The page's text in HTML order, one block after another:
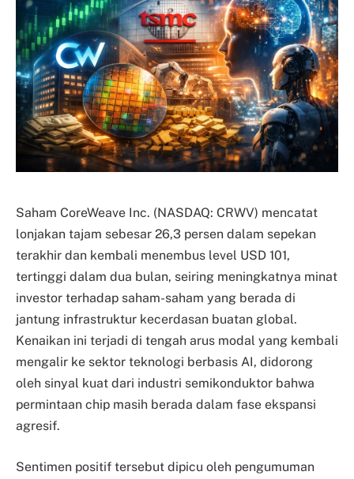
Saham CoreWeave Inc. (NASDAQ: CRWV) mencatat
lonjakan tajam sebesar 26,3 persen dalam sepekan
terakhir dan kembali menembus level USD 101,
tertinggi dalam dua bulan, seiring meningkatnya minat
investor terhadap saham-saham yang berada di
jantung infrastruktur kecerdasan buatan global.
Kenaikan ini terjadi di tengah arus modal yang kembali
mengalir ke sektor teknologi berbasis AI, didorong
oleh sinyal kuat dari industri semikonduktor bahwa
permintaan chip masih berada dalam fase ekspansi
agresif.
Sentimen positif tersebut dipicu oleh pengumuman